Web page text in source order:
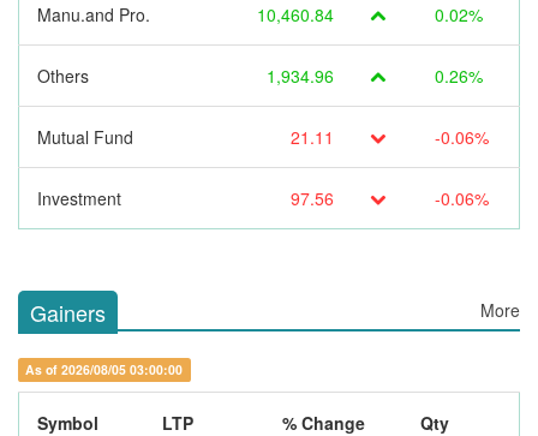
Manu.and Pro. 10,460.84 0.02%
Others 1,934.96 0.26%
Mutual Fund 21.11 -0.06%
Investment 97.56 -0.06%
Gainers More
As of 2026/08/05 03:00:00
Symbol LTP % Change Qty